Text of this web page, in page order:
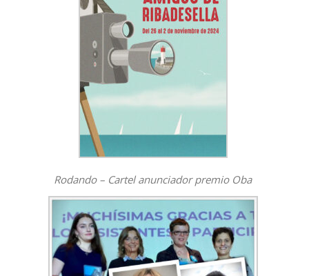
Rodando – Cartel anunciador premio Oba